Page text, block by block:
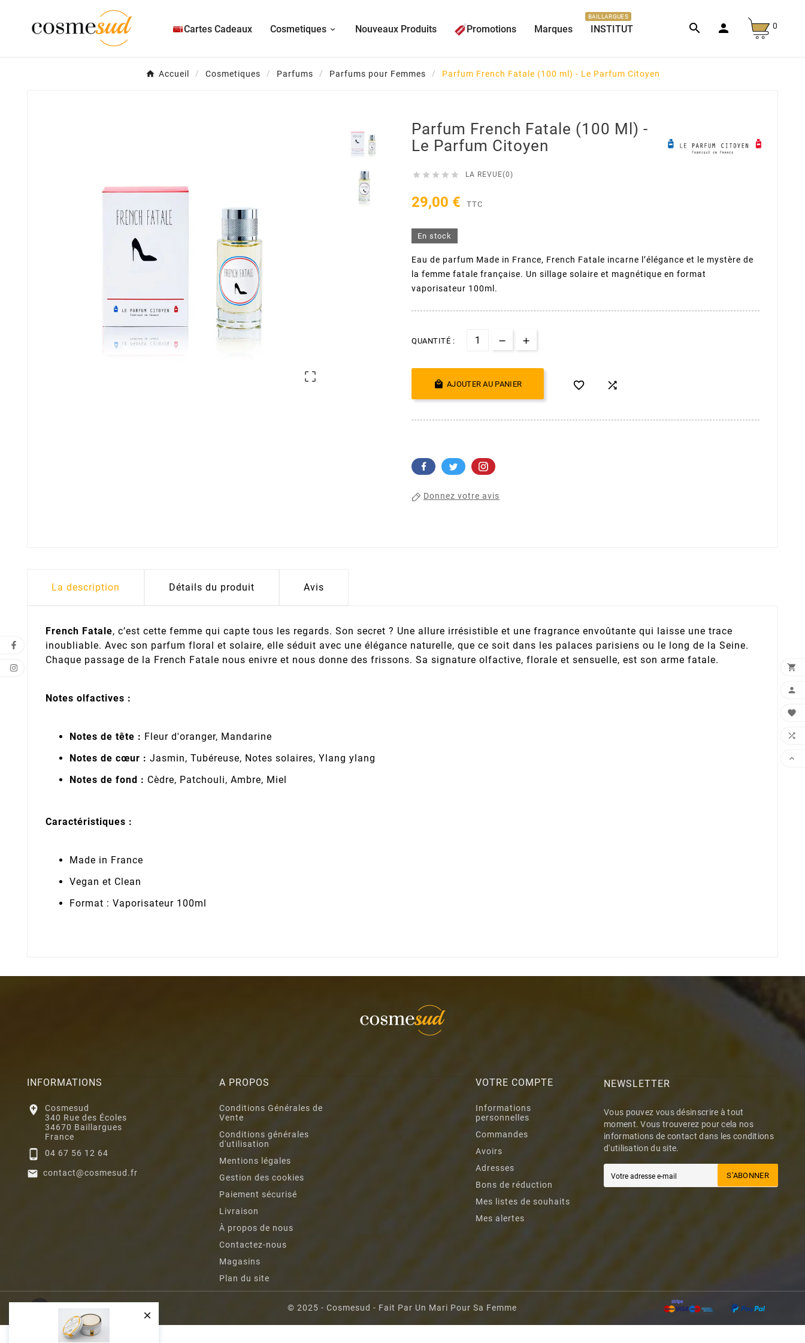

Cartes Cadeaux Cosmetiques Nouveaux Produits Promotions Marques INSTITUT
BAILLARGUES
  0
Accueil Cosmetiques Parfums Parfums pour Femmes Parfum French Fatale (100 ml) - Le Parfum Citoyen

Parfum French Fatale (100 Ml) -
Le Parfum Citoyen
     LA REVUE(0)
29,00 € TTC
En stock
Eau de parfum Made in France, French Fatale incarne l’élégance et le mystère de
la femme fatale française. Un sillage solaire et magnétique en format
vaporisateur 100ml.
QUANTITÉ :
 AJOUTER AU PANIER  
Donnez votre avis
La description Détails du produit Avis
French Fatale, c’est cette femme qui capte tous les regards. Son secret ? Une allure irrésistible et une fragrance envoûtante qui laisse une trace
inoubliable. Avec son parfum floral et solaire, elle séduit avec une élégance naturelle, que ce soit dans les palaces parisiens ou le long de la Seine.
Chaque passage de la French Fatale nous enivre et nous donne des frissons. Sa signature olfactive, florale et sensuelle, est son arme fatale.
Notes olfactives :
Notes de tête : Fleur d'oranger, Mandarine
Notes de cœur : Jasmin, Tubéreuse, Notes solaires, Ylang ylang
Notes de fond : Cèdre, Patchouli, Ambre, Miel
Caractéristiques :
Made in France
Vegan et Clean
Format : Vaporisateur 100ml
INFORMATIONS

Cosmesud
340 Rue des Écoles
34670 Baillargues
France
 04 67 56 12 64
 contact@cosmesud.fr
A PROPOS
Conditions Générales de
Vente
Conditions générales
d'utilisation
Mentions légales
Gestion des cookies
Paiement sécurisé
Livraison
À propos de nous
Contactez-nous
Magasins
Plan du site
VOTRE COMPTE
Informations
personnelles
Commandes
Avoirs
Adresses
Bons de réduction
Mes listes de souhaits
Mes alertes
NEWSLETTER
Vous pouvez vous désinscrire à tout
moment. Vous trouverez pour cela nos
informations de contact dans les conditions
d'utilisation du site.
S’ABONNER





© 2025 - Cosmesud - Fait Par Un Mari Pour Sa Femme